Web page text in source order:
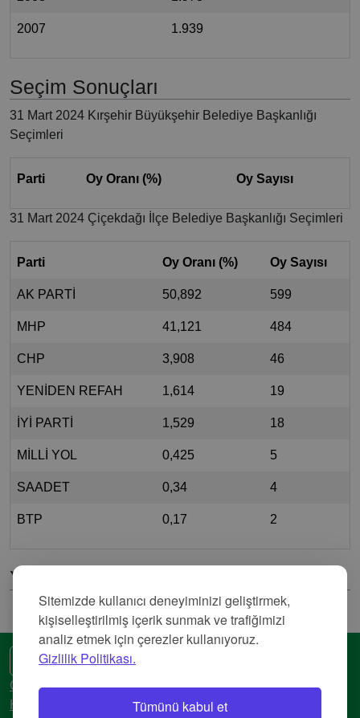
Sitemizde kullanıcı deneyiminizi geliştirmek,
kişiselleştirilmiş içerik sunmak ve trafiğimizi
analiz etmek için çerezler kullanıyoruz.
Gizlilik Politikası.
Tümünü kabul et
2007 1.939
Seçim Sonuçları
31 Mart 2024 Kırşehir Büyükşehir Belediye Başkanlığı
Seçimleri
Parti Oy Oranı (%) Oy Sayısı
31 Mart 2024 Çiçekdağı İlçe Belediye Başkanlığı Seçimleri
Parti Oy Oranı (%) Oy Sayısı
AK PARTİ 50,892 599
MHP 41,121 484
CHP 3,908 46
YENİDEN REFAH 1,614 19
İYİ PARTİ 1,529 18
MİLLİ YOL 0,425 5
SAADET 0,34 4
BTP 0,17 2
Yorumlar
🌍 Başka bir dil
Gizlilik Politikası
Hizmet Şartları